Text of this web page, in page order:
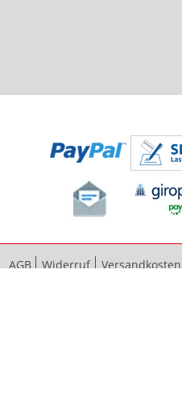
AGB Widerruf Versandkosten